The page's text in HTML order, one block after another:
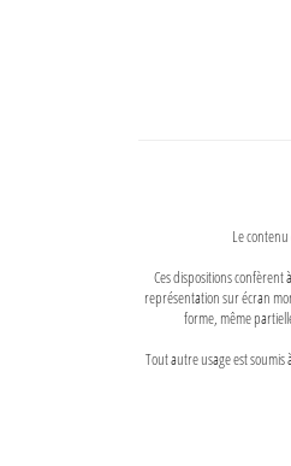
Le
Ces dispositions
représentation sur écran
forme, même
Tout autre usage est